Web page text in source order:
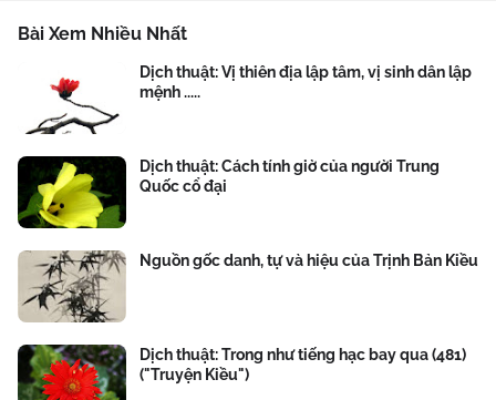
Bài Xem Nhiều Nhất
Dịch thuật: Vị thiên địa lập tâm, vị sinh dân lập
mệnh .....
Dịch thuật: Cách tính giờ của người Trung
Quốc cổ đại
Nguồn gốc danh, tự và hiệu của Trịnh Bản Kiều
Dịch thuật: Trong như tiếng hạc bay qua (481)
("Truyện Kiều")